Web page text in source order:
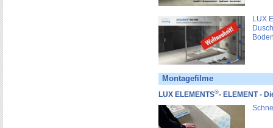
LUX
Montagefilme
LUX ELEMENTS®- ELEMENT -